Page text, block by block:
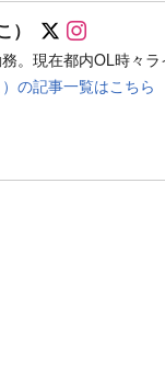
） Follow on
。現在都内OL時々
の記事一覧はこちら